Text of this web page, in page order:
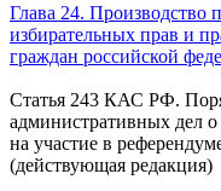
Глава 24. Производство
избирательных прав и
граждан российской
Статья 243 КАС РФ.
административных дел
на участие в
(действующая редакция)